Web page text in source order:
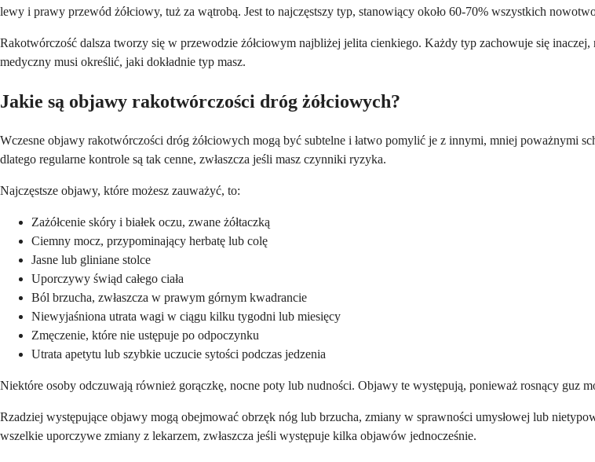
lewy i prawy przewód żółciowy, tuż za wątrobą. Jest to najczęstszy typ, stanowiący około 60-70% wszystkich
Rakotwórczość dalsza tworzy się w przewodzie żółciowym najbliżej jelita cienkiego. Każdy typ zachowuje się
medyczny musi określić, jaki dokładnie typ masz.
Jakie są objawy rakotwórczości dróg żółciowych?
Wczesne objawy rakotwórczości dróg żółciowych mogą być subtelne i łatwo pomylić je z innymi, mniej poważnymi
dlatego regularne kontrole są tak cenne, zwłaszcza jeśli masz czynniki ryzyka.
Najczęstsze objawy, które możesz zauważyć, to:
Zażółcenie skóry i białek oczu, zwane żółtaczką
Ciemny mocz, przypominający herbatę lub colę
Jasne lub gliniane stolce
Uporczywy świąd całego ciała
Ból brzucha, zwłaszcza w prawym górnym kwadrancie
Niewyjaśniona utrata wagi w ciągu kilku tygodni lub miesięcy
Zmęczenie, które nie ustępuje po odpoczynku
Utrata apetytu lub szybkie uczucie sytości podczas jedzenia
Niektóre osoby odczuwają również gorączkę, nocne poty lub nudności. Objawy te występują, ponieważ rosnący guz
Rzadziej występujące objawy mogą obejmować obrzęk nóg lub brzucha, zmiany w sprawności umysłowej lub
wszelkie uporczywe zmiany z lekarzem, zwłaszcza jeśli występuje kilka objawów jednocześnie.